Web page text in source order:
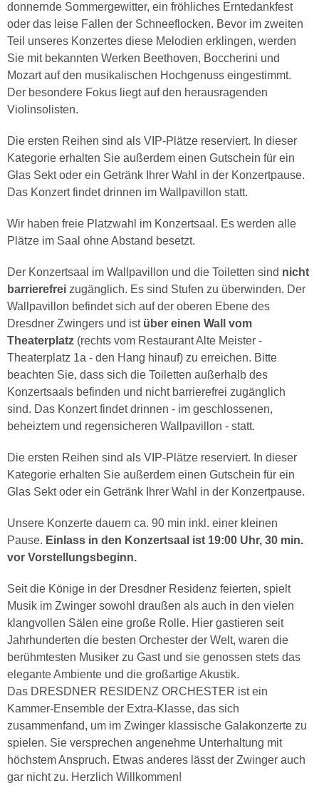
donnernde Sommergewitter, ein fröhliches Erntedankfest
oder das leise Fallen der Schneeflocken. Bevor im zweiten
Teil unseres Konzertes diese Melodien erklingen, werden
Sie mit bekannten Werken Beethoven, Boccherini und
Mozart auf den musikalischen Hochgenuss eingestimmt.
Der besondere Fokus liegt auf den herausragenden
Violinsolisten.
Die ersten Reihen sind als VIP-Plätze reserviert. In dieser
Kategorie erhalten Sie außerdem einen Gutschein für ein
Glas Sekt oder ein Getränk Ihrer Wahl in der Konzertpause.
Das Konzert findet drinnen im Wallpavillon statt.
Wir haben freie Platzwahl im Konzertsaal. Es werden alle
Plätze im Saal ohne Abstand besetzt.
Der Konzertsaal im Wallpavillon und die Toiletten sind nicht
barrierefrei zugänglich. Es sind Stufen zu überwinden. Der
Wallpavillon befindet sich auf der oberen Ebene des
Dresdner Zwingers und ist über einen Wall vom
Theaterplatz (rechts vom Restaurant Alte Meister -
Theaterplatz 1a - den Hang hinauf) zu erreichen. Bitte
beachten Sie, dass sich die Toiletten außerhalb des
Konzertsaals befinden und nicht barrierefrei zugänglich
sind. Das Konzert findet drinnen - im geschlossenen,
beheiztem und regensicheren Wallpavillon - statt.
Die ersten Reihen sind als VIP-Plätze reserviert. In dieser
Kategorie erhalten Sie außerdem einen Gutschein für ein
Glas Sekt oder ein Getränk Ihrer Wahl in der Konzertpause.
Unsere Konzerte dauern ca. 90 min inkl. einer kleinen
Pause. Einlass in den Konzertsaal ist 19:00 Uhr, 30 min.
vor Vorstellungsbeginn.
Seit die Könige in der Dresdner Residenz feierten, spielt
Musik im Zwinger sowohl draußen als auch in den vielen
klangvollen Sälen eine große Rolle. Hier gastieren seit
Jahrhunderten die besten Orchester der Welt, waren die
berühmtesten Musiker zu Gast und sie genossen stets das
elegante Ambiente und die großartige Akustik.
Das DRESDNER RESIDENZ ORCHESTER ist ein
Kammer-Ensemble der Extra-Klasse, das sich
zusammenfand, um im Zwinger klassische Galakonzerte zu
spielen. Sie versprechen angenehme Unterhaltung mit
höchstem Anspruch. Etwas anderes lässt der Zwinger auch
gar nicht zu. Herzlich Willkommen!